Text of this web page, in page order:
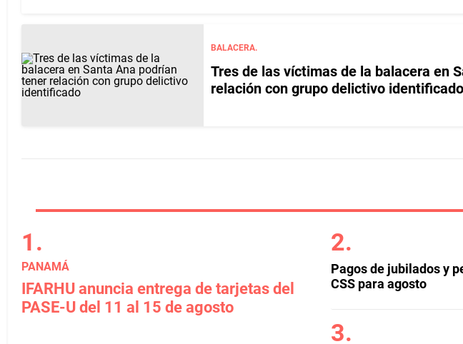
BALACERA.
Tres de las víctimas de la balacera en
relación con grupo delictivo identificado
PANAMÁ
IFARHU anuncia entrega de tarjetas del
PASE-U del 11 al 15 de agosto
Pagos de jubilados y
CSS para agosto